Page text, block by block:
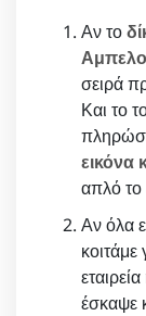
Αν το
σειρά
Και το
εικόνα
απλό το
Αν όλα
έσκαψε